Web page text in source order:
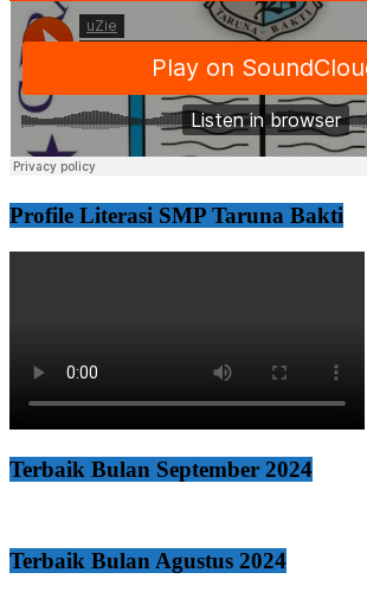
Profile Literasi SMP Taruna Bakti
Terbaik Bulan September 2024
Terbaik Bulan Agustus 2024